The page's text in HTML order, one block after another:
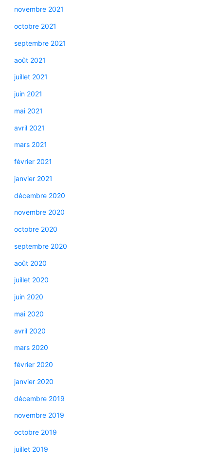
novembre 2021
octobre 2021
septembre 2021
août 2021
juillet 2021
juin 2021
mai 2021
avril 2021
mars 2021
février 2021
janvier 2021
décembre 2020
novembre 2020
octobre 2020
septembre 2020
août 2020
juillet 2020
juin 2020
mai 2020
avril 2020
mars 2020
février 2020
janvier 2020
décembre 2019
novembre 2019
octobre 2019
juillet 2019